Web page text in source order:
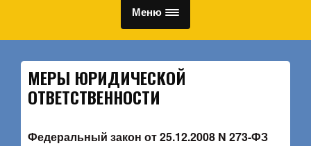
Меню
МЕРЫ ЮРИДИЧЕСКОЙ
ОТВЕТСТВЕННОСТИ
Федеральный закон от 25.12.2008 N 273-ФЗ